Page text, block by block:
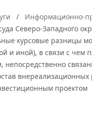
Информационно-
Северо-Западного
курсовые разницы
и иной), в связи с чем
непосредственно
внереализационных
проектом